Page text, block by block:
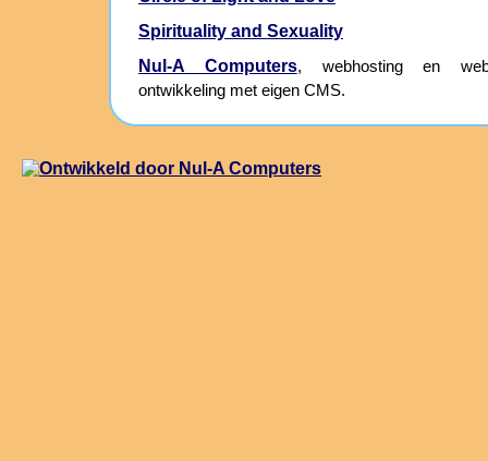
Spirituality and Sexuality
Nul-A Computers, webhosting en
ontwikkeling met eigen CMS.